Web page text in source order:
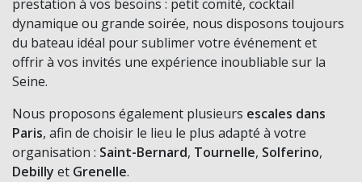
prestation à vos besoins : petit comité, cocktail
dynamique ou grande soirée, nous disposons toujours
du bateau idéal pour sublimer votre événement et
offrir à vos invités une expérience inoubliable sur la
Seine.
Nous proposons également plusieurs escales dans
Paris, afin de choisir le lieu le plus adapté à votre
organisation : Saint-Bernard, Tournelle, Solferino,
Debilly et Grenelle.